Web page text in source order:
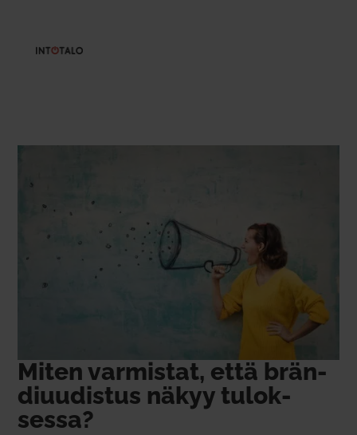
Miten var­mistat, että brän­
di­uu­distus näkyy tulok­
sessa?